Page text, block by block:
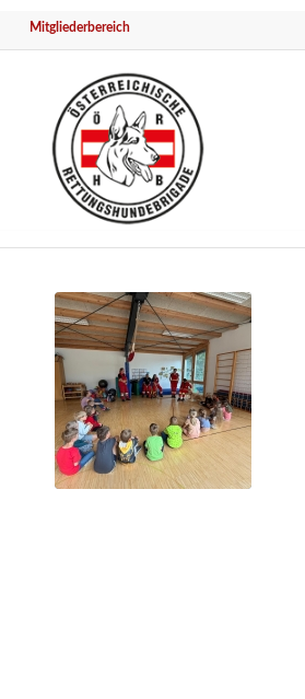
Mitgliederbereich